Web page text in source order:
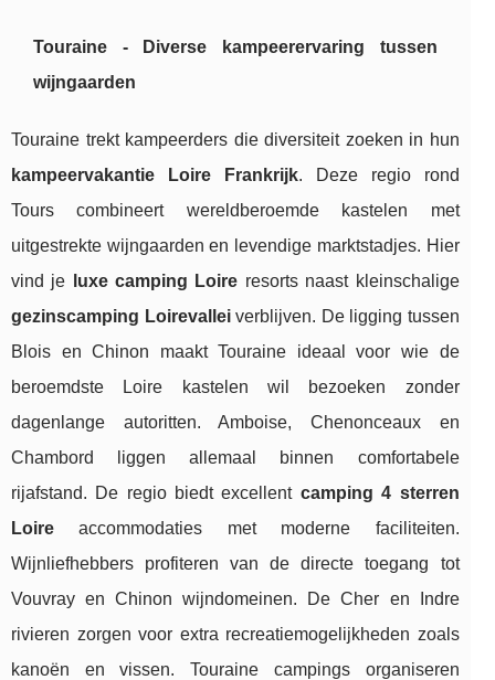
Touraine - Diverse kampeerervaring tussen
wijngaarden
Touraine trekt kampeerders die diversiteit zoeken in hun
kampeervakantie Loire Frankrijk. Deze regio rond
Tours combineert wereldberoemde kastelen met
uitgestrekte wijngaarden en levendige marktstadjes. Hier
vind je
luxe camping Loire resorts naast kleinschalige
gezinscamping Loirevalleiverblijven. De ligging tussen
Blois en Chinon maakt Touraine ideaal voor wie de
beroemdste Loire kastelen wil bezoeken zonder
dagenlange autoritten. Amboise, Chenonceaux en
Chambord liggen allemaal binnen comfortabele
rijafstand. De regio biedt excellent camping 4 sterren
Loire accommodaties met moderne faciliteiten.
Wijnliefhebbers profiteren van de directe toegang tot
Vouvray en Chinon wijndomeinen. De Cher en Indre
rivieren zorgen voor extra recreatiemogelijkheden zoals
kanoën en vissen. Touraine campings organiseren